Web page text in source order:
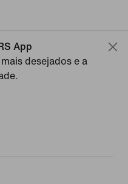
App
desejados e a